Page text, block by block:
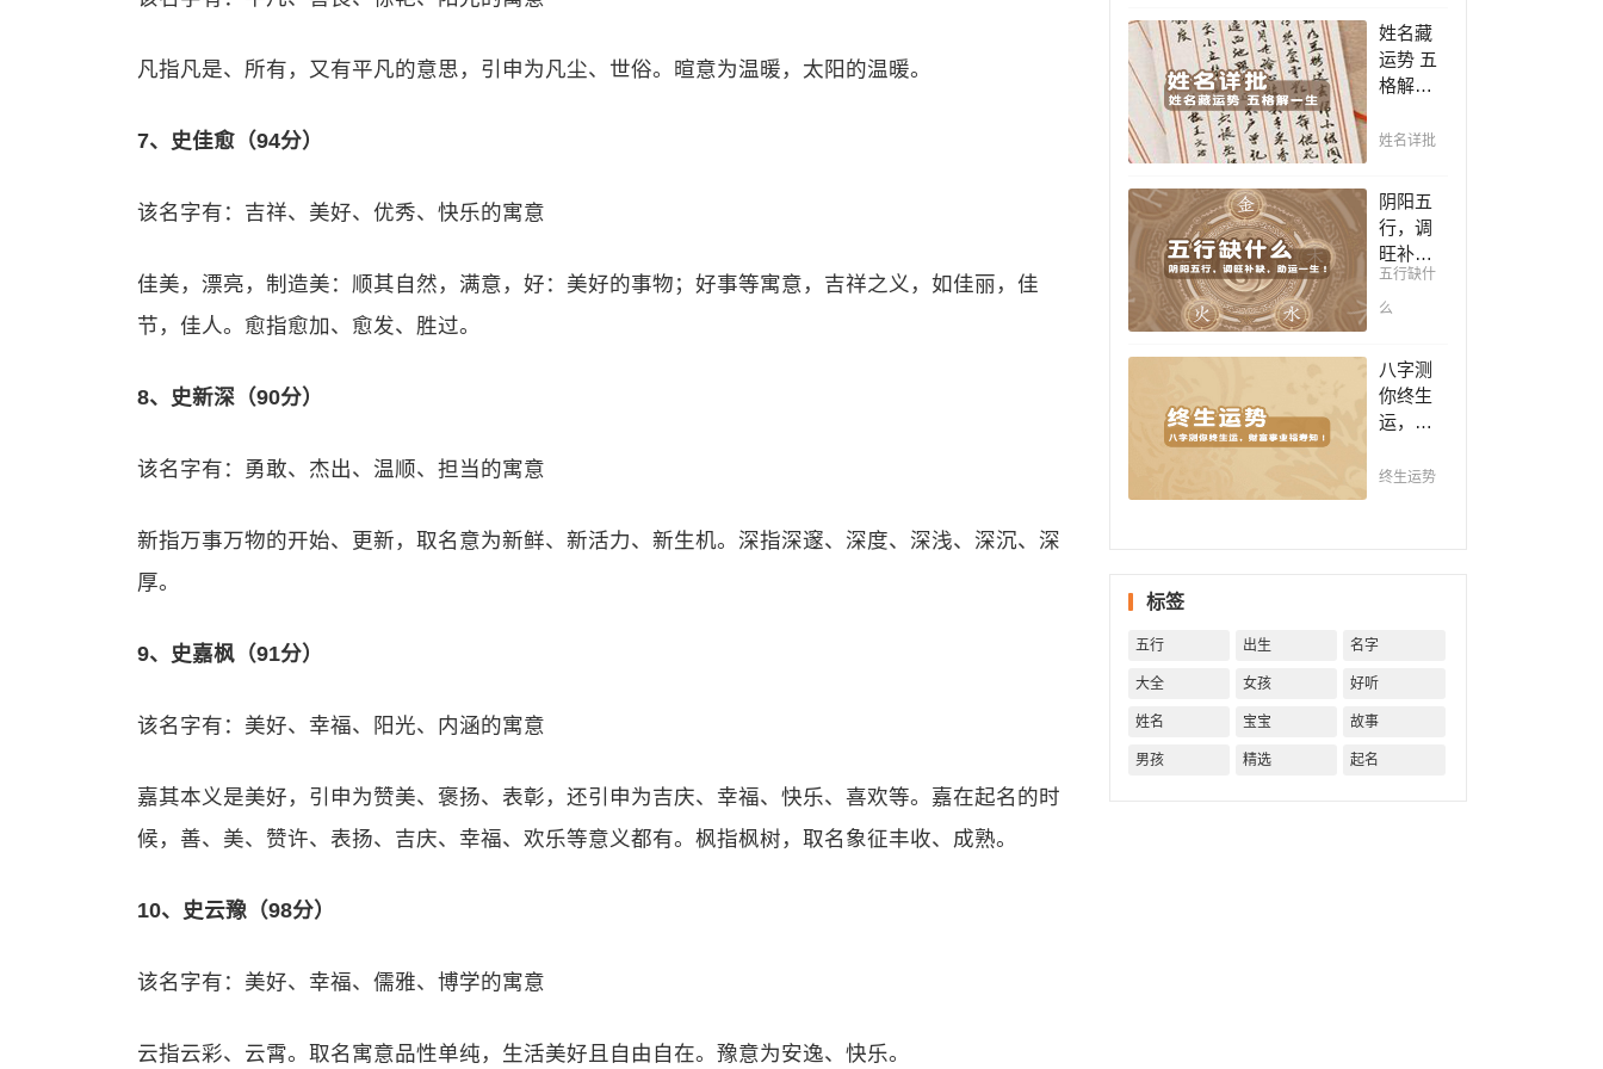
凡指凡是、所有，又有平凡的意思，引申为凡尘、世俗。暄意为温暖，太阳的温暖。
7、史佳愈（94分）
该名字有：吉祥、美好、优秀、快乐的寓意
佳美，漂亮，制造美：顺其自然，满意，好：美好的事物；好事等寓意，吉祥之义，如佳丽，佳
节，佳人。愈指愈加、愈发、胜过。
8、史新深（90分）
该名字有：勇敢、杰出、温顺、担当的寓意
新指万事万物的开始、更新，取名意为新鲜、新活力、新生机。深指深邃、深度、深浅、深沉、深
厚。
9、史嘉枫（91分）
该名字有：美好、幸福、阳光、内涵的寓意
嘉其本义是美好，引申为赞美、褒扬、表彰，还引申为吉庆、幸福、快乐、喜欢等。嘉在起名的时
候，善、美、赞许、表扬、吉庆、幸福、欢乐等意义都有。枫指枫树，取名象征丰收、成熟。
10、史云豫（98分）
该名字有：美好、幸福、儒雅、博学的寓意
云指云彩、云霄。取名寓意品性单纯，生活美好且自由自在。豫意为安逸、快乐。
读您的
事业天
赋，扭
不利困
凶，未
来命运
全知
晓。
姓名藏
运势 五
格解一
名判断
吉凶，
你的名
字真的
适合你
姓名详批
阴阳五
行，调
旺补
缺，助
运一
晓五
行，把
控起伏
波澜，
缺，助
五行缺什
么
八字测
你终生
运，财
福寿
富贵！
终生运势
标签
五行 出生 名字
大全 女孩 好听
姓名 宝宝 故事
男孩 精选 起名